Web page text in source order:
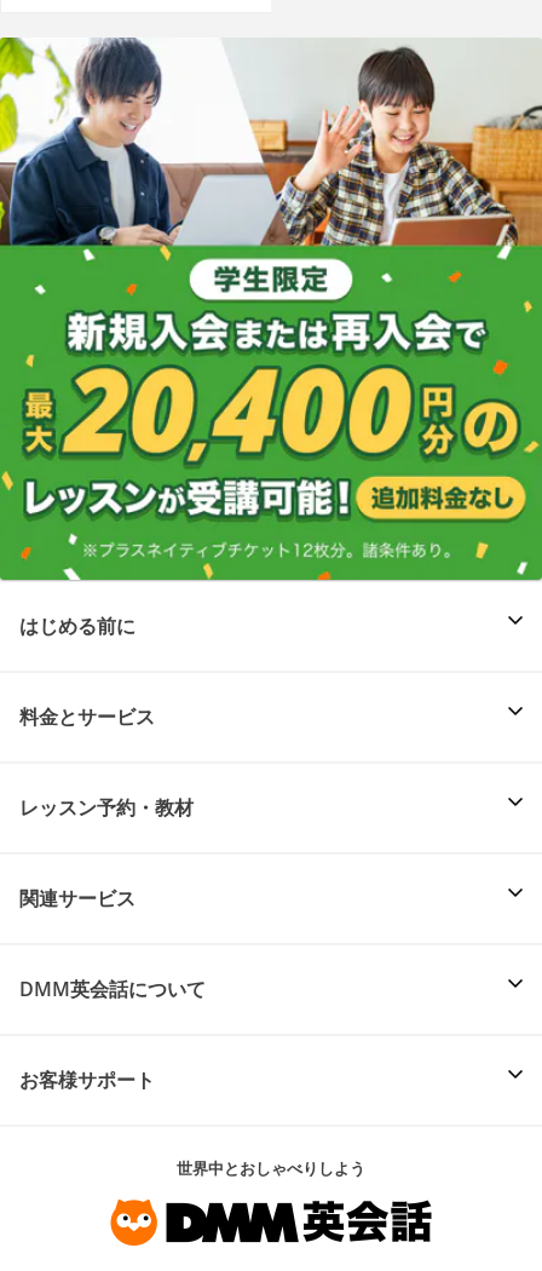
はじめる前に
料金とサービス
レッスン予約・教材
関連サービス
DMM英会話について
お客様サポート
世界中とおしゃべりしよう